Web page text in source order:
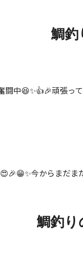
鯛釣
中😆✨👍🎉頑張っ
今からまだ
鯛釣り